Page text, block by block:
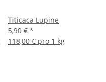
Titicaca Lupine
5,90 € *
118,00 € pro 1 kg